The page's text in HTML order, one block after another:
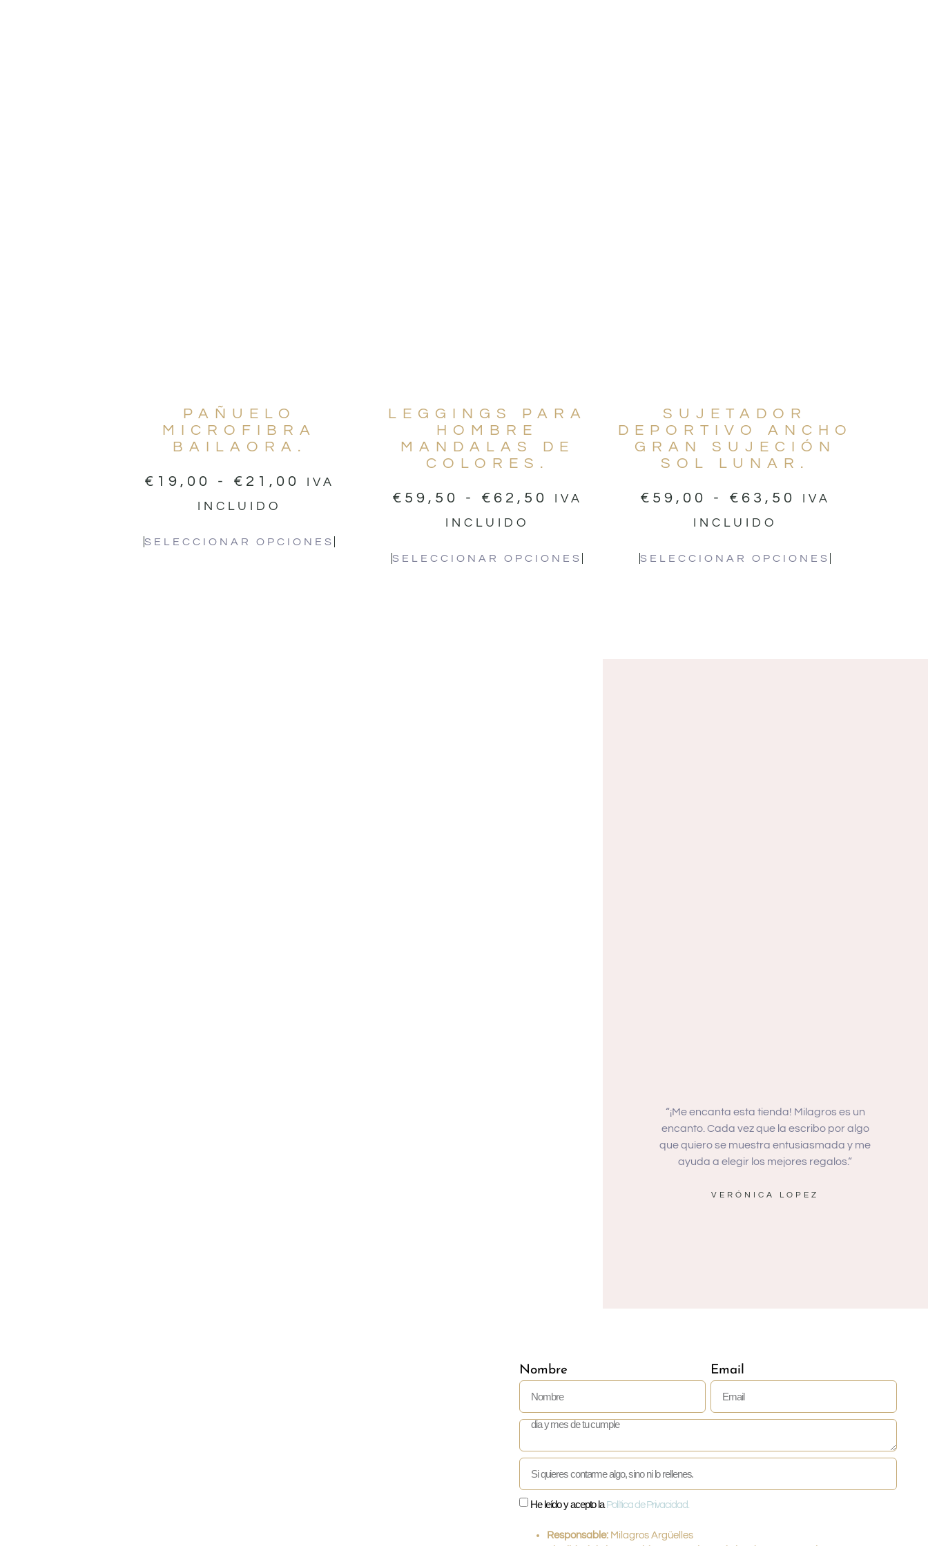
PAÑUELO
MICROFIBRA
BAILAORA.
€ 19,00 - € 21,00
IVA
INCLUIDO
SELECCIONAR OPCIONES
LEGGINGS PARA
HOMBRE
MANDALAS DE
COLORES.
€ 59,50 - € 62,50
IVA
INCLUIDO
SELECCIONAR OPCIONES
SUJETADOR
DEPORTIVO ANCHO
GRAN SUJECIÓN
SOL LUNAR.
€ 59,00 - € 63,50
IVA
INCLUIDO
SELECCIONAR OPCIONES
“¡Me encanta esta tienda! Milagros es un
encanto. Cada vez que la escribo por algo
que quiero se muestra entusiasmada y me
ayuda a elegir los mejores regalos.“
VERÓNICA LOPEZ
Nombre Email
He leído y acepto la Política de Privacidad.
Responsable: Milagros Argüelles